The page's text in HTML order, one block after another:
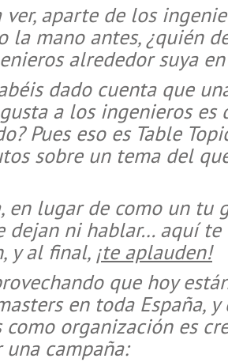
ver, aparte de los
la mano antes, ¿quién
alrededor suya
dado cuenta que
a los ingenieros
Pues eso es Table
sobre un tema del
en lugar de como un tu
dejan ni hablar… aquí te
y al final, ¡te aplauden!
que hoy
en toda España,
organización es
campaña: